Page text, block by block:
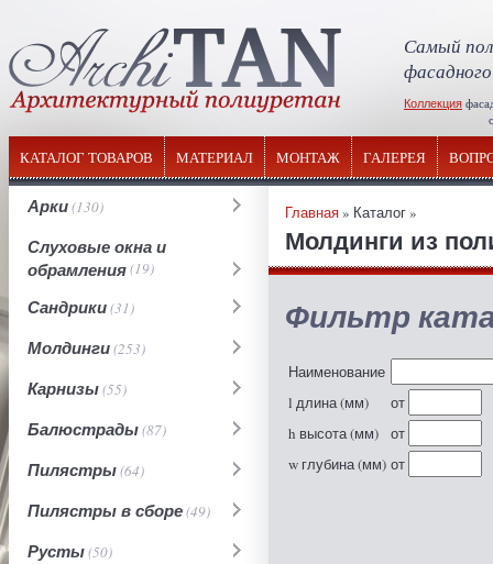
Самый
Коллекция
КАТАЛОГ ТОВАРОВ МАТЕРИАЛ МОНТАЖ ГАЛЕРЕЯ
Арки(130)
Слуховые окна и
обрамления(19)
Сандрики(31)
Молдинги(253)
Карнизы(55)
Балюстрады(87)
Пилястры(64)
Пилястры в сборе(49)
Русты(50)
Главная» Каталог »
Молдинги из
Фильтр
Наименование
l длина (мм)
от
h высота (мм)
от
w глубина (мм) от